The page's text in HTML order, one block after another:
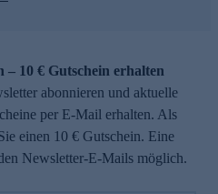
– 10 € Gutschein erhalten
abonnieren und aktuelle
per E-Mail erhalten. Als
einen 10 € Gutschein. Eine
Newsletter-E-Mails möglich.